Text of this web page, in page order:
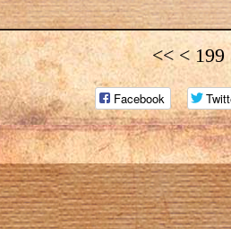
<< < 199
Facebook